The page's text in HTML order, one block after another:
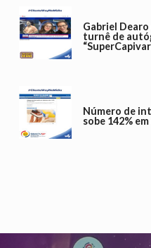
Gabriel
turnê de
Número de
sobe 142%